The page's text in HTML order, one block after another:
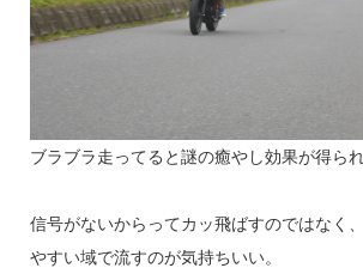
ブラブラ走ってると謎の癒やし効果が得られ
信号がないからってカッ飛ばすのではなく
やすい域で流すのが気持ちいい。